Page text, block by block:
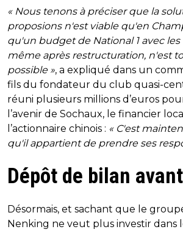
« Nous tenons à préciser que la
proposions n'est viable qu'en
qu'un budget de National 1 avec
même après restructuration, n'est
possible », a expliqué dans un
fils du fondateur du club quasi-
réuni plusieurs millions d’euros
l’avenir de Sochaux, le financier
l’actionnaire chinois : « C'est
qu'il appartient de prendre ses
Dépôt de bilan
Désormais, et sachant que le
Nenking ne veut plus investir dans